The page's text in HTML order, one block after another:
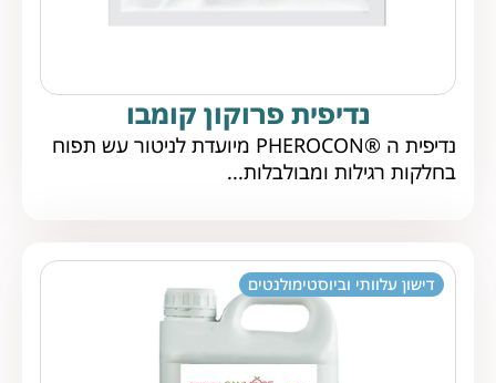
נדיפית פרוקון קומבו
נדיפית ה ®PHEROCON מיועדת לניטור עש תפוח
בחלקות רגילות ומבולבלות...
דישון עלוותי וביוסטימולנטים